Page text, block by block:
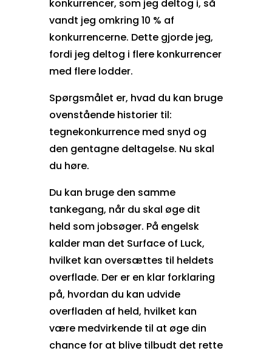
konkurrencer, som jeg deltog i, så
vandt jeg omkring 10 % af
konkurrencerne. Dette gjorde jeg,
fordi jeg deltog i flere konkurrencer
med flere lodder.
Spørgsmålet er, hvad du kan bruge
ovenstående historier til:
tegnekonkurrence med snyd og
den gentagne deltagelse. Nu skal
du høre.
Du kan bruge den samme
tankegang, når du skal øge dit
held som jobsøger. På engelsk
kalder man det Surface of Luck,
hvilket kan oversættes til heldets
overflade. Der er en klar forklaring
på, hvordan du kan udvide
overfladen af held, hvilket kan
være medvirkende til at øge din
chance for at blive tilbudt det rette